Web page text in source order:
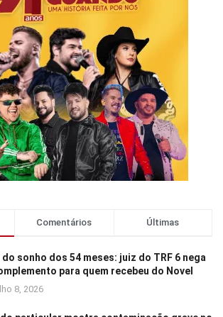
Comentários Últimas
do sonho dos 54 meses: juiz do TRF 6 nega
para quem recebeu do Novel
8, 2026